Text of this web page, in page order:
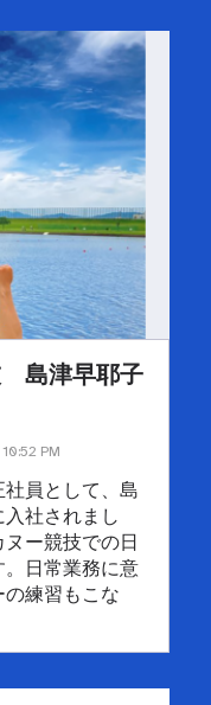
島津早耶⼦
10:52 PM
員として、島
社されまし
ー競技での⽇
⽇常業務に意
練習もこな